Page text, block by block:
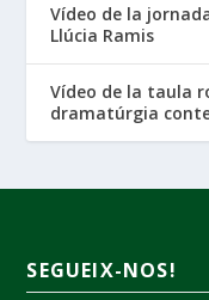
Vídeo de la
Llúcia Ramis
Vídeo de la taula
dramatúrgia
SEGUEIX-NOS!